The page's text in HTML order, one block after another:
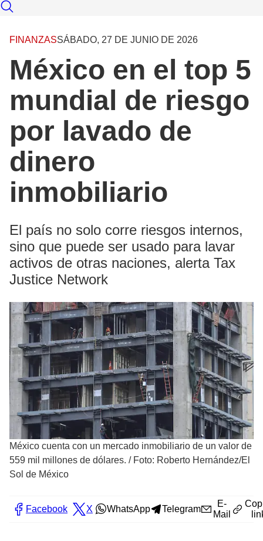
FINANZASSÁBADO, 27 DE JUNIO DE 2026
México en el top 5
mundial de riesgo
por lavado de
dinero
inmobiliario
El país no solo corre riesgos internos,
sino que puede ser usado para lavar
activos de otras naciones, alerta Tax
Justice Network
México cuenta con un mercado inmobiliario de un valor de
559 mil millones de dólares. / Foto: Roberto Hernández/El
Sol de México
Facebook X WhatsApp Telegram
E-
Mail